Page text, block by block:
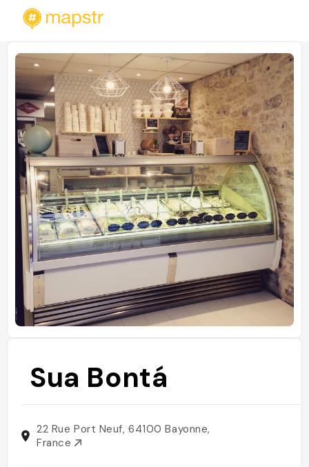
Sua Bontá
22 Rue Port Neuf, 64100 Bayonne,
France